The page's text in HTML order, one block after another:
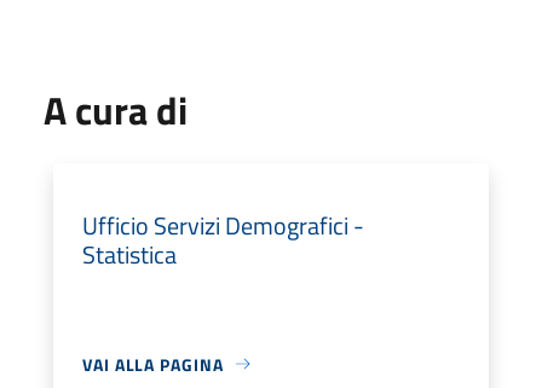
A cura di
Ufficio Servizi Demografici -
Statistica
VAI ALLA PAGINA